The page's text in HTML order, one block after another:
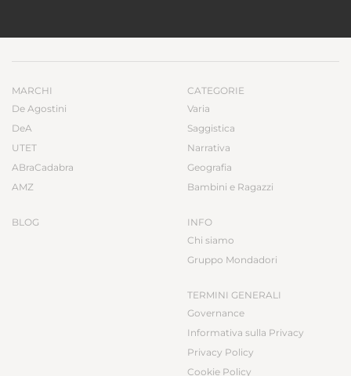
MARCHI
De Agostini
DeA
UTET
ABraCadabra
AMZ
BLOG
CATEGORIE
Varia
Saggistica
Narrativa
Geografia
Bambini e Ragazzi
INFO
Chi siamo
Gruppo Mondadori
TERMINI GENERALI
Governance
Informativa sulla Privacy
Privacy Policy
Cookie Policy